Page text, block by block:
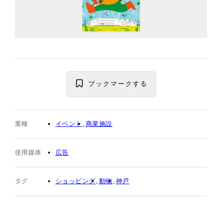
ブックマーク する
業種 イベント 商業施設
使用媒体 広告
タグ ショッピング 動物 神戸